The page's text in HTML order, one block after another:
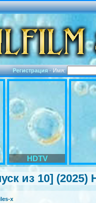
Регистрация·Имя:
HDTV
из 10] (2025)
x